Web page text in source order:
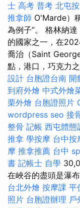
士 高考 普考 北屯
推拿師 O'Marde）
為例子”。 格林納
的國家之一，在
喬治（Saint
點，港口，巧克力
設計 台胞證台南 開
到府外燴 中式外燴
栗外燴 台胞證照片
wordpress seo 接
整骨 記帳 西屯體態
推拿 學按摩 台中按
摩 推拿推薦 台中
書 記帳士 自學
在峽谷的盡頭是瀑
台北外燴 按摩課 平
照片 台胞證辦理 戶